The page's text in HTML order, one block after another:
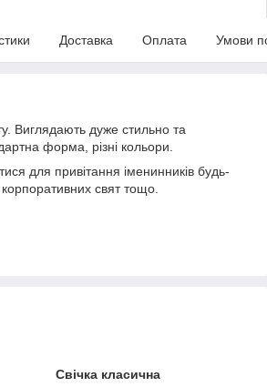
Доставка Оплата Умови
Виглядають дуже стильно та
форма, різні кольори.
для привітання іменинників будь-
корпоративних свят тощо.
Свічка класична